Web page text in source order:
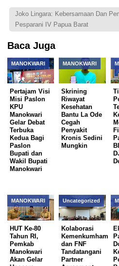
Joko Lingara: Kebersamaan Dan
Pesparani IV Papua Barat
Baca Juga
MANOKWARI
Pertajam Visi
Misi Paslon
KPU
Manokwari
Gelar Debat
Terbuka
Kedua Bagi
Paslon
Bupati dan
Wakil Bupati
Manokwari
MANOKWARI
Skrining
Riwayat
Kesehatan
Bantu La Ode
Cegah
Penyakit
Kronis Sedini
Mungkin
MANOKWARI
HUT Ke-80
Tahun RI,
Pemkab
Manokwari
Akan Gelar
Uncategorized
Kolaborasi
Kemenkumham
dan FNF
Tandatangani
Partner